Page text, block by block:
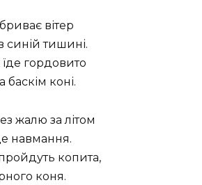
вітер
синій тишині.
гордовито
баскім коні.
жалю за літом
навмання.
копита,
коня.